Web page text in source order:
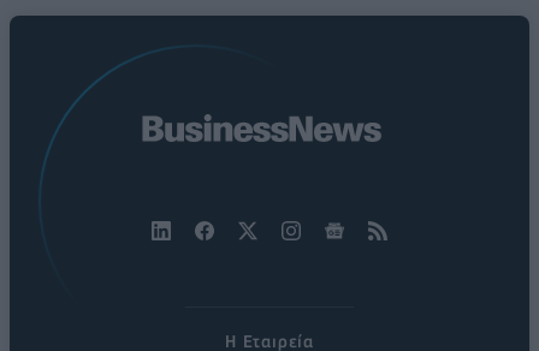
Η Εταιρεία